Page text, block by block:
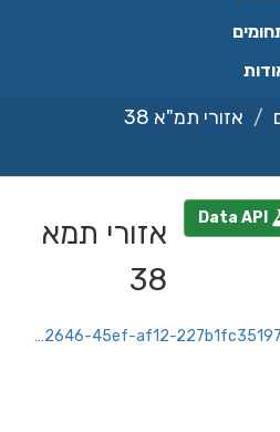
אזורי תמ"א 38
אזורי תמא
38
https://jerusalem.datacity.org.il/dataset/ef9c02b3-04d5-4c83-9ebb-4b75deda3de3/resource/